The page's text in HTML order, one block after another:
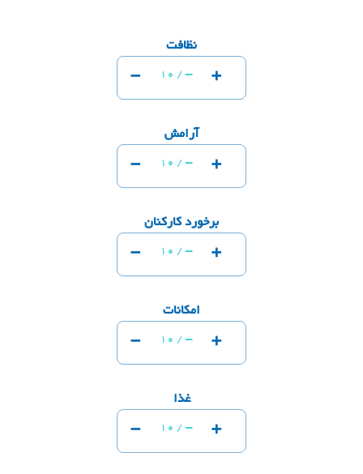
نظافت
- 10 / - +
آرامش
- 10 / - +
برخورد کارکنان
- 10 / - +
امکانات
- 10 / - +
غذا
- 10 / - +